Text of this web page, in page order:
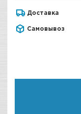
Доставка
Самовывоз